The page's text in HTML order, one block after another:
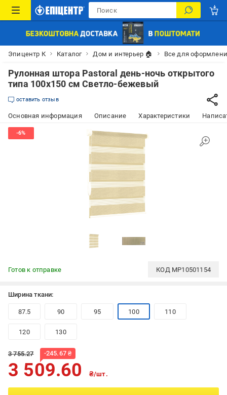
Эпицентр К Каталог Дом и интерьер 🏠 Все для
Рулонная штора Pastoral день-ночь открытого
типа 100х150 см Светло-бежевый
оставить отзыв
Основная информация Описание Характеристики
Готов к отправке КОД MP10501154
Ширина ткани:
87.5 90 95 100 110
120 130
3 755.27 -245.67 ₴
3 509.60 ₴/шт.